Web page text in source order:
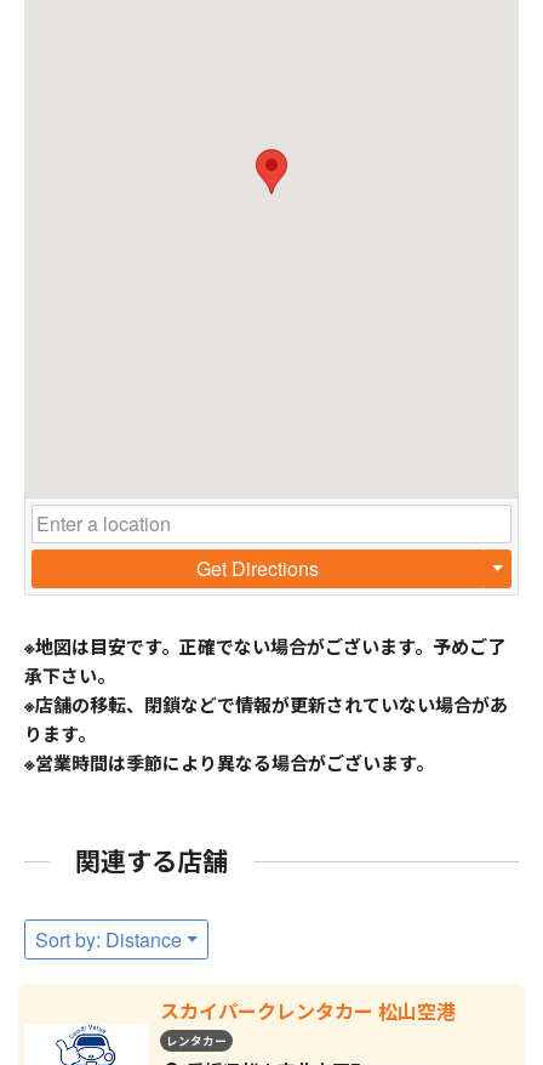
Get Directions
※地図は目安です。正確でない場合がございます。予めご了
承下さい。
※店舗の移転、閉鎖などで情報が更新されていない場合があ
ります。
※営業時間は季節により異なる場合がございます。
関連する店舗
Sort by: Distance
スカイパークレンタカー 松山空港
レンタカー